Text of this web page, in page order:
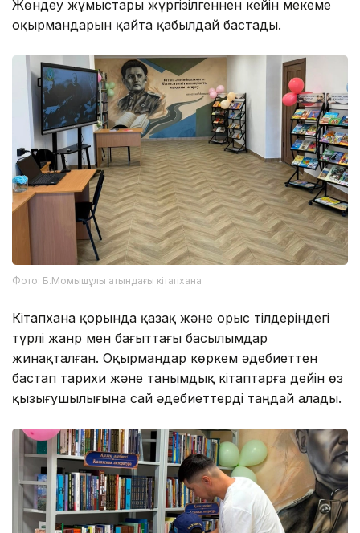
Жөндеу жұмыстары жүргізілгеннен кейін мекеме
оқырмандарын қайта қабылдай бастады.
Фото: Б.Момышұлы атындағы кітапхана
Кітапхана қорында қазақ және орыс тілдеріндегі
түрлі жанр мен бағыттағы басылымдар
жинақталған. Оқырмандар көркем әдебиеттен
бастап тарихи және танымдық кітаптарға дейін өз
қызығушылығына сай әдебиеттерді таңдай алады.